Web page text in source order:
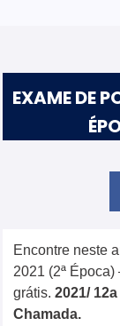
EXAME DE
Encontre neste
2021 (2ª
grátis. 2021/
Chamada.